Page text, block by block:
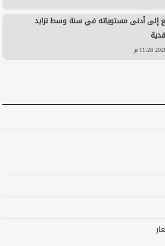
إلى أدنى مستوياته في سنة وسط تزايد